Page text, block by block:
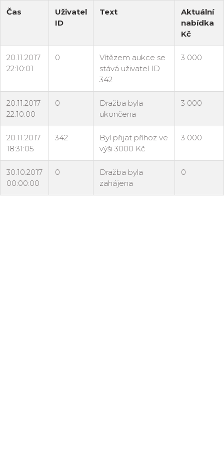
Čas
Uživatel
ID
Text
Aktuální
nabídka
Kč
20.11.2017
22:10:01
0
Vítězem aukce se
stává uživatel ID
342
3 000
20.11.2017
22:10:00
0
Dražba byla
ukončena
3 000
20.11.2017
18:31:05
342
Byl přijat příhoz ve
výši 3000 Kč
3 000
30.10.2017
00:00:00
0
Dražba byla
zahájena
0